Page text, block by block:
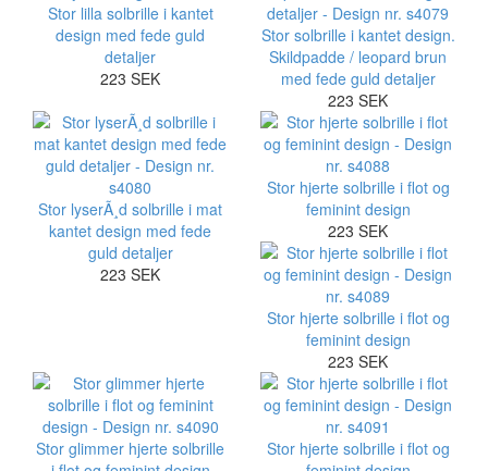
Stor lilla solbrille i kantet
design med fede guld
detaljer
223 SEK
Stor solbrille i kantet design.
Skildpadde / leopard brun
med fede guld detaljer
223 SEK
Stor lyserÃ¸d solbrille i mat
kantet design med fede
guld detaljer
223 SEK
Stor hjerte solbrille i flot og
feminint design
223 SEK
Stor hjerte solbrille i flot og
feminint design
223 SEK
Stor glimmer hjerte solbrille
Stor hjerte solbrille i flot og